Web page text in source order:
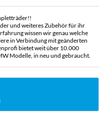
und weiteres Zubehör für ihr
wissen wir genau welche
in Verbindung mit geänderten
bietet weit über 10.000
Modelle, in neu und gebraucht.